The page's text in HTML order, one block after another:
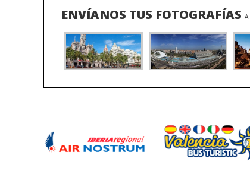
ENVÍANOS TUS FOTOGRAFÍAS A